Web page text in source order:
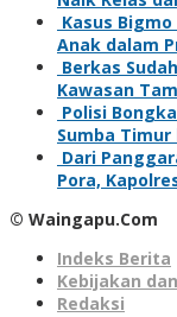
Kasus
Anak dalam
Berkas
Kawasan
Polisi
Sumba
Dari
Pora,
© Waingapu.Com
Indeks Berita
Kebijakan
Redaksi